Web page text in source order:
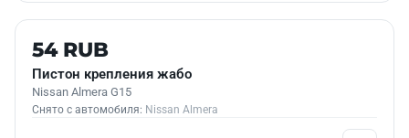
Б/У В НАЛИЧИИ
54 RUB
Пистон крепления жабо
Nissan Almera G15
Снято с автомобиля: Nissan Almera